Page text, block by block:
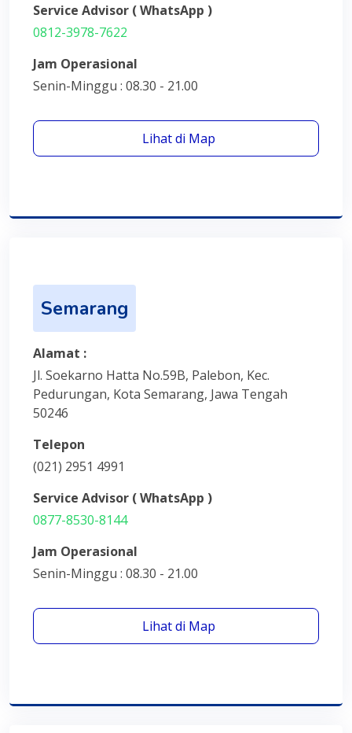
Service Advisor ( WhatsApp )
0812-3978-7622
Jam Operasional
Senin-Minggu : 08.30 - 21.00
Lihat di Map
Semarang
Alamat :
Jl. Soekarno Hatta No.59B, Palebon, Kec.
Pedurungan, Kota Semarang, Jawa Tengah
50246
Telepon
(021) 2951 4991
Service Advisor ( WhatsApp )
0877-8530-8144
Jam Operasional
Senin-Minggu : 08.30 - 21.00
Lihat di Map